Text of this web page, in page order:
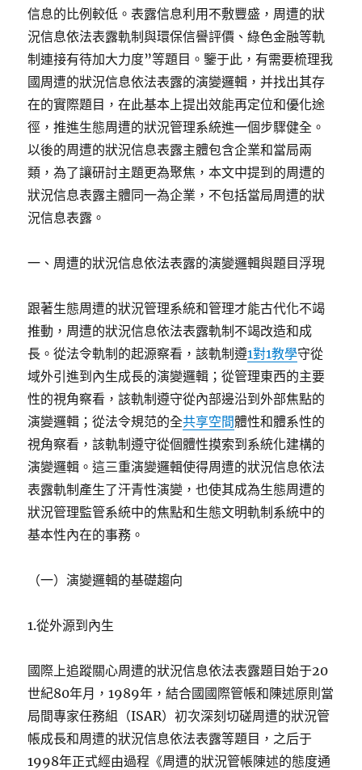
信息的比例較低。表露信息利用不敷豐盛，周遭的狀
況信息依法表露軌制與環保信譽評價、綠色金融等軌
制連接有待加大力度”等題目。鑒于此，有需要梳理我
國周遭的狀況信息依法表露的演變邏輯，并找出其存
在的實際題目，在此基本上提出效能再定位和優化途
徑，推進生態周遭的狀況管理系統進一個步驟健全。
以後的周遭的狀況信息表露主體包含企業和當局兩
類，為了讓研討主題更為聚焦，本文中提到的周遭的
狀況信息表露主體同一為企業，不包括當局周遭的狀
況信息表露。
一、周遭的狀況信息依法表露的演變邏輯與題目浮現
跟著生態周遭的狀況管理系統和管理才能古代化不竭
推動，周遭的狀況信息依法表露軌制不竭改造和成
長。從法令軌制的起源察看，該軌制遵1對1教學守從
域外引進到內生成長的演變邏輯；從管理東西的主要
性的視角察看，該軌制遵守從內部邊沿到外部焦點的
演變邏輯；從法令規范的全共享空間體性和體系性的
視角察看，該軌制遵守從個體性摸索到系統化建構的
演變邏輯。這三重演變邏輯使得周遭的狀況信息依法
表露軌制產生了汗青性演變，也使其成為生態周遭的
狀況管理監管系統中的焦點和生態文明軌制系統中的
基本性內在的事務。
（一）演變邏輯的基礎趨向
1.從外源到內生
國際上追蹤關心周遭的狀況信息依法表露題目始于20
世紀80年月，1989年，結合國國際管帳和陳述原則當
局間專家任務組（ISAR）初次深刻切磋周遭的狀況管
帳成長和周遭的狀況信息依法表露等題目，之后于
1998年正式經由過程《周遭的狀況管帳陳述的態度通